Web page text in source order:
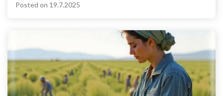
Posted on 19.7.2025